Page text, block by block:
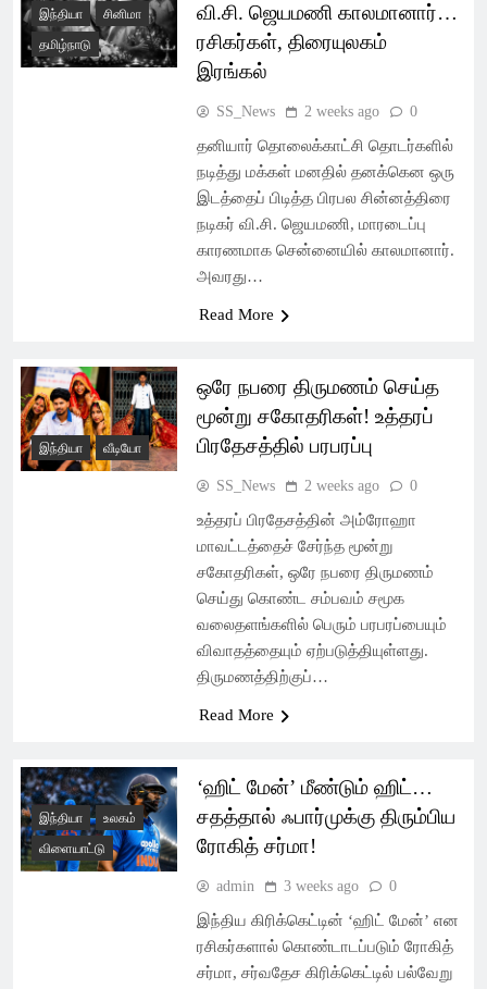
இந்தியா
சினிமா
தமிழ்நாடு
வி.சி. ஜெயமணி காலமானார்…
ரசிகர்கள், திரையுலகம்
இரங்கல்
SS_News 2 weeks ago 0
தனியார் தொலைக்காட்சி தொடர்களில்
நடித்து மக்கள் மனதில் தனக்கென ஒரு
இடத்தைப் பிடித்த பிரபல சின்னத்திரை
நடிகர் வி.சி. ஜெயமணி, மாரடைப்பு
காரணமாக சென்னையில் காலமானார்.
அவரது…
Read More
இந்தியா வீடியோ
ஒரே நபரை திருமணம் செய்த
மூன்று சகோதரிகள்! உத்தரப்
பிரதேசத்தில் பரபரப்பு
SS_News 2 weeks ago 0
உத்தரப் பிரதேசத்தின் அம்ரோஹா
மாவட்டத்தைச் சேர்ந்த மூன்று
சகோதரிகள், ஒரே நபரை திருமணம்
செய்து கொண்ட சம்பவம் சமூக
வலைதளங்களில் பெரும் பரபரப்பையும்
விவாதத்தையும் ஏற்படுத்தியுள்ளது.
திருமணத்திற்குப்…
Read More
இந்தியா
உலகம்
விளையாட்டு
‘ஹிட் மேன்’ மீண்டும் ஹிட்…
சதத்தால் ஃபார்முக்கு திரும்பிய
ரோகித் சர்மா!
admin 3 weeks ago 0
இந்திய கிரிக்கெட்டின் ‘ஹிட் மேன்’ என
ரசிகர்களால் கொண்டாடப்படும் ரோகித்
சர்மா, சர்வதேச கிரிக்கெட்டில் பல்வேறு